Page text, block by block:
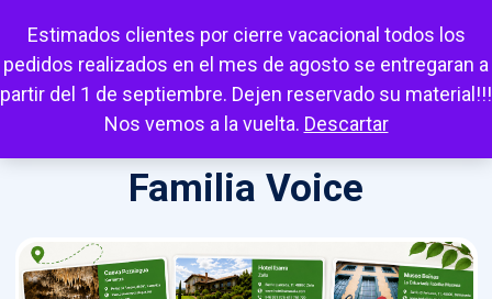
Estimados clientes por cierre vacacional todos los
pedidos realizados en el mes de agosto se entregaran a
partir del 1 de septiembre. Dejen reservado su material!!!
Nos vemos a la vuelta. Descartar
Mi cuenta Carrito Favoritos Escuchar
Familia Voice